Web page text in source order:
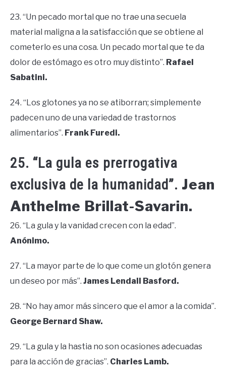
23. “Un pecado mortal que no trae una secuela
material maligna a la satisfacción que se obtiene al
cometerlo es una cosa. Un pecado mortal que te da
dolor de estómago es otro muy distinto”. Rafael
Sabatini.
24. “Los glotones ya no se atiborran; simplemente
padecen uno de una variedad de trastornos
alimentarios”. Frank Furedi.
25. “La gula es prerrogativa
exclusiva de la humanidad”. Jean
Anthelme Brillat-Savarin.
26. “La gula y la vanidad crecen con la edad”.
Anónimo.
27. “La mayor parte de lo que come un glotón genera
un deseo por más”. James Lendall Basford.
28. “No hay amor más sincero que el amor a la comida”.
George Bernard Shaw.
29. “La gula y la hastia no son ocasiones adecuadas
para la acción de gracias”. Charles Lamb.